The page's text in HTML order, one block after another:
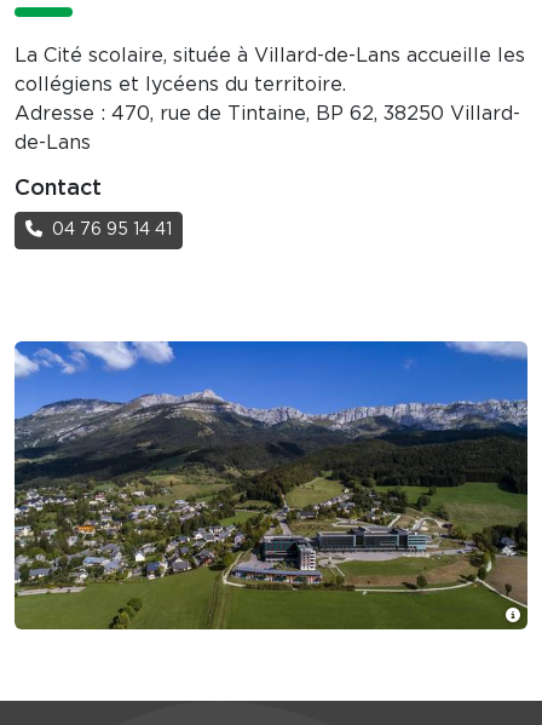
La Cité scolaire, située à Villard-de-Lans accueille les
collégiens et lycéens du territoire.
Adresse : 470, rue de Tintaine, BP 62, 38250 Villard-
de-Lans
Contact
04 76 95 14 41